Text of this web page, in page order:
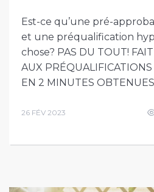
Est-ce qu’une pré-
et une préqualification
chose? PAS DU TOUT!
AUX
EN 2 MINUTES
26 FÉV 2023